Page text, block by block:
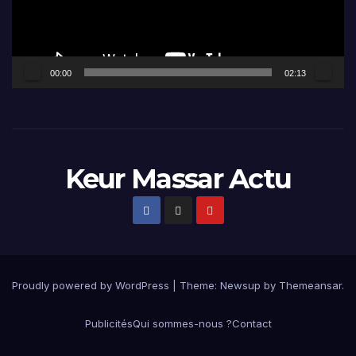
00:00 02:13
Keur Massar Actu
Proudly powered by WordPress Theme: Newsup by Themeansar.
PublicitésQui sommes-nous ?Contact